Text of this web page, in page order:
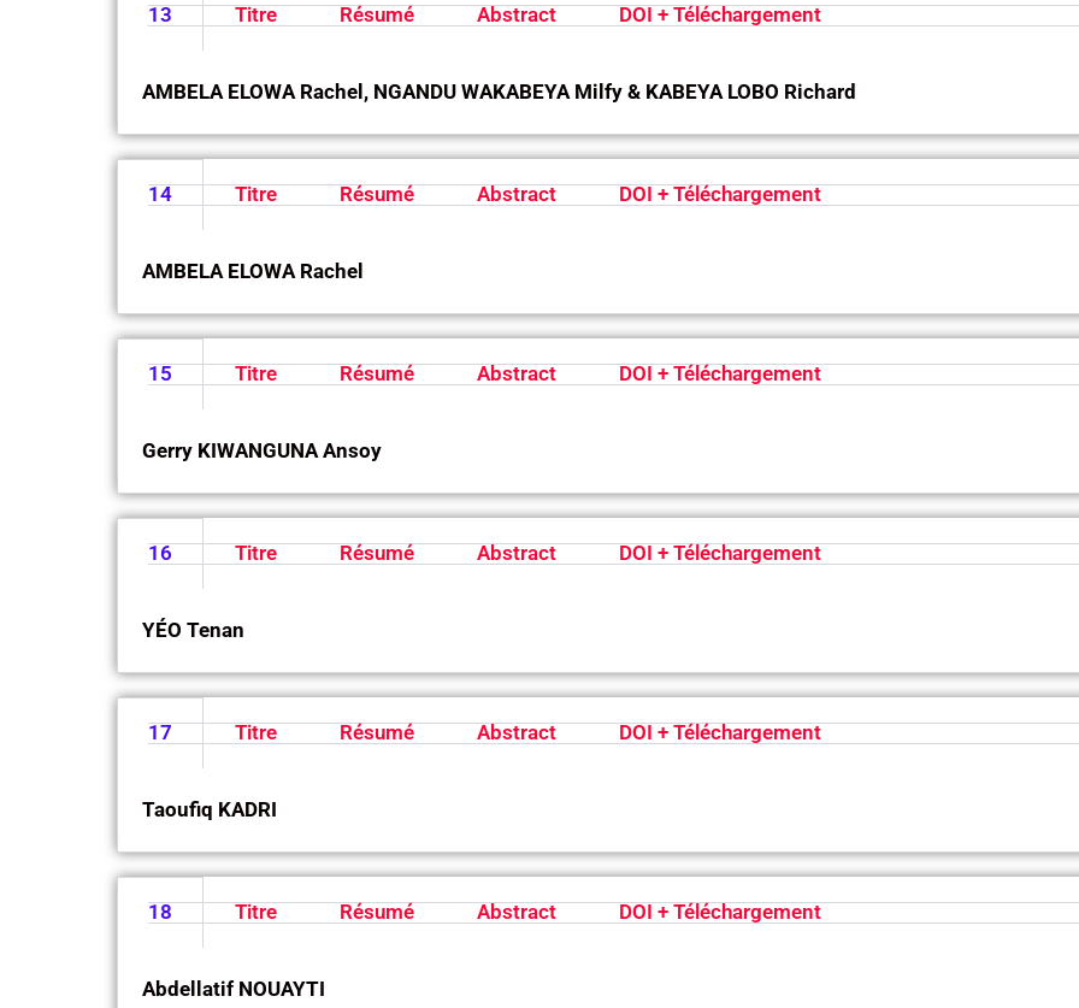
13 Titre Résumé Abstract DOI + Téléchargement
AMBELA ELOWA Rachel, NGANDU WAKABEYA Milfy & KABEYA LOBO Richard
14 Titre Résumé Abstract DOI + Téléchargement
AMBELA ELOWA Rachel
15 Titre Résumé Abstract DOI + Téléchargement
Gerry KIWANGUNA Ansoy
16 Titre Résumé Abstract DOI + Téléchargement
YÉO Tenan
17 Titre Résumé Abstract DOI + Téléchargement
Taoufiq KADRI
18 Titre Résumé Abstract DOI + Téléchargement
Abdellatif NOUAYTI